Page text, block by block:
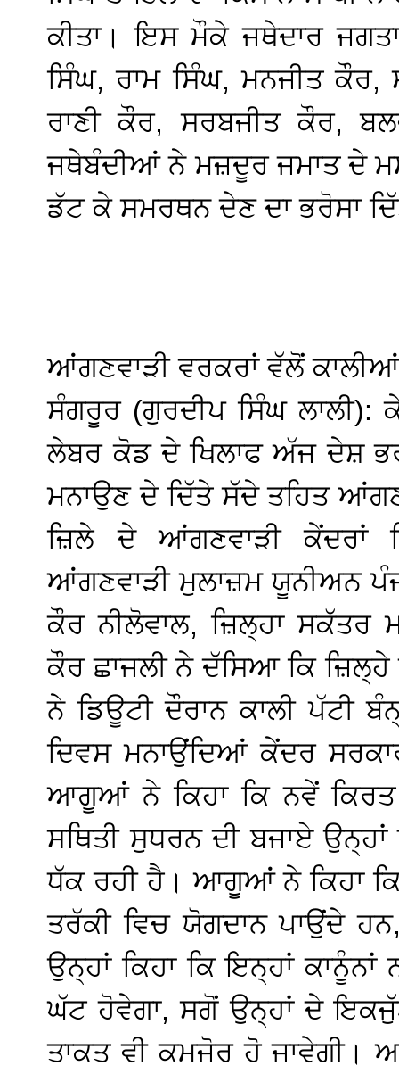
ਕੀਤਾ। ਇਸ ਮੌਕੇ ਜਥੇਦਾਰ
ਸਿੰਘ, ਰਾਮ ਸਿੰਘ, ਮਨਜੀਤ
ਰਾਣੀ ਕੌਰ, ਸਰਬਜੀਤ ਕੌਰ,
ਜਥੇਬੰਦੀਆਂ ਨੇ ਮਜ਼ਦੂਰ ਜਮਾਤ ਦੇ
ਡੱਟ ਕੇ ਸਮਰਥਨ ਦੇਣ ਦਾ ਭਰੋਸਾ
ਆਂਗਣਵਾੜੀ ਵਰਕਰਾਂ ਵੱਲੋਂ
ਸੰਗਰੂਰ (ਗੁਰਦੀਪ ਸਿੰਘ
ਲੇਬਰ ਕੋਡ ਦੇ ਖਿਲਾਫ ਅੱਜ ਦੇਸ਼
ਮਨਾਉਣ ਦੇ ਦਿੱਤੇ ਸੱਦੇ ਤਹਿਤ
ਜ਼ਿਲੇ ਦੇ ਆਂਗਣਵਾੜੀ ਕੇਂਦਰਾਂ
ਆਂਗਣਵਾੜੀ ਮੁਲਾਜ਼ਮ ਯੂਨੀਅਨ
ਕੌਰ ਨੀਲੋਵਾਲ, ਜ਼ਿਲ੍ਹਾ ਸਕੱਤਰ
ਕੌਰ ਛਾਜਲੀ ਨੇ ਦੱਸਿਆ ਕਿ
ਨੇ ਡਿਊਟੀ ਦੌਰਾਨ ਕਾਲੀ ਪੱਟੀ
ਦਿਵਸ ਮਨਾਉਂਦਿਆਂ ਕੇਂਦਰ
ਆਗੂਆਂ ਨੇ ਕਿਹਾ ਕਿ ਨਵੇਂ ਕਿਰਤ
ਸਥਿਤੀ ਸੁਧਰਨ ਦੀ ਬਜਾਏ
ਧੱਕ ਰਹੀ ਹੈ। ਆਗੂਆਂ ਨੇ ਕਿਹਾ
ਤਰੱਕੀ ਵਿਚ ਯੋਗਦਾਨ ਪਾਉਂਦੇ
ਉਨ੍ਹਾਂ ਕਿਹਾ ਕਿ ਇਨ੍ਹਾਂ
ਘੱਟ ਹੋਵੇਗਾ, ਸਗੋਂ ਉਨ੍ਹਾਂ ਦੇ
ਤਾਕਤ ਵੀ ਕਮਜੋਰ ਹੋ ਜਾਵੇਗੀ।